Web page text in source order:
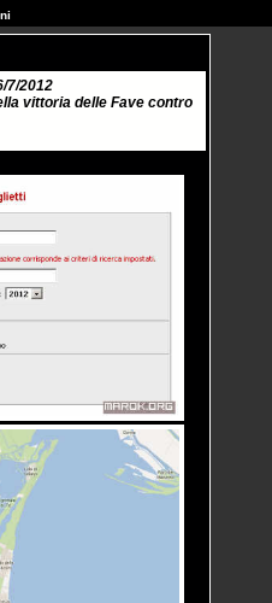
7/2012
vittoria delle Fave contro